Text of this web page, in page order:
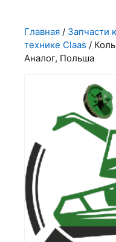
Главная / Запчасти
технике Claas /
Аналог, Польша